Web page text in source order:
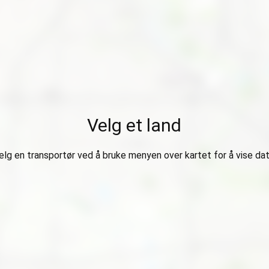
Velg et land
en transportør ved å bruke menyen over kartet for å vise